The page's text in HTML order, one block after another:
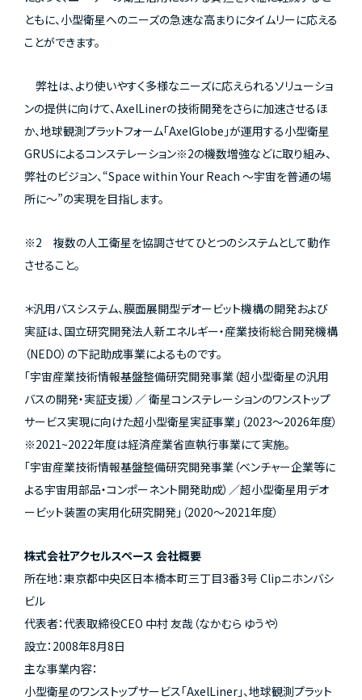
ともに、小型衛星へのニーズの急速な高まりにタイムリーに応える
ことができます。
弊社は、より使いやすく多様なニーズに応えられるソリューショ
ンの提供に向けて、AxelLinerの技術開発をさらに加速させるほ
か、地球観測プラットフォーム「AxelGlobe」が運用する小型衛星
GRUSによるコンステレーション※2の機数増強などに取り組み、
弊社のビジョン、“Space within Your Reach 〜宇宙を普通の場
所に〜”の実現を目指します。
※2 複数の人工衛星を協調させてひとつのシステムとして動作
させること。
＊汎用バスシステム、膜面展開型デオービット機構の開発および
実証は、国立研究開発法人新エネルギー・産業技術総合開発機構
（NEDO）の下記助成事業によるものです。
「宇宙産業技術情報基盤整備研究開発事業（超小型衛星の汎用
バスの開発・実証支援）／ 衛星コンステレーションのワンストップ
サービス実現に向けた超小型衛星実証事業」（2023～2026年度）
※2021~2022年度は経済産業省直執行事業にて実施。
「宇宙産業技術情報基盤整備研究開発事業（ベンチャー企業等に
よる宇宙用部品・コンポーネント開発助成）／超小型衛星用デオ
ービット装置の実用化研究開発」（2020～2021年度）
株式会社アクセルスペース 会社概要
所在地：東京都中央区日本橋本町三丁目3番3号 Clipニホンバシ
ビル
代表者：代表取締役CEO 中村 友哉（なかむら ゆうや）
設立：2008年8月8日
主な事業内容：
小型衛星のワンストップサービス「AxelLiner」、地球観測プラット